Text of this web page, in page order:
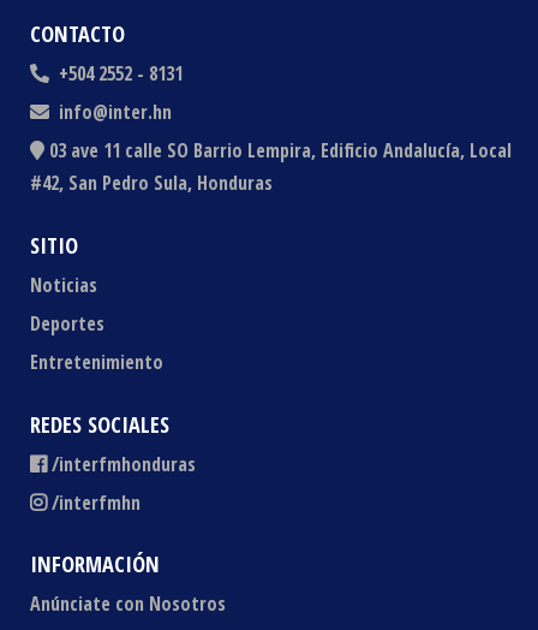
CONTACTO
+504 2552 - 8131
info@inter.hn
03 ave 11 calle SO Barrio Lempira, Edificio Andalucía, Local
#42, San Pedro Sula, Honduras
SITIO
Noticias
Deportes
Entretenimiento
REDES SOCIALES
/interfmhonduras
/interfmhn
INFORMACIÓN
Anúnciate con Nosotros